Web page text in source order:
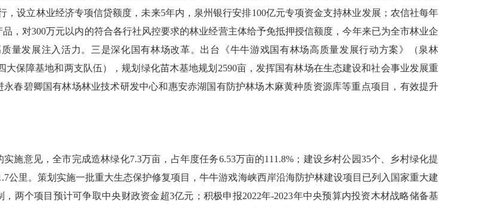
，设立林业经济专项信贷额度，未来5年内，泉州银行安排100亿元专项资金支持林业发展；农信社每年
品，对300万元以内的符合各行社风控要求的林业经营主体给予免抵押授信额度，今年来已为全市林业企
量发展注入活力。三是深化国有林场改革。出台《牛牛游戏国有林场高质量发展行动方案》（泉林
大保障基地和两支队伍），规划绿化苗木基地规划 2590亩，发挥国有林场在生态建设和社会事业发展重
春碧卿国有林场林业技术研发中心和惠安赤湖国有防护林场木麻黄种质资源库等重点项目，有效提升
施意见，全市完成造林绿化7.3万亩，占年度任务6.53万亩的111.8% ；建设乡村公园35个、乡村绿化提
公里。策划实施一批重大生态保护修复项目，牛牛游戏海峡西岸沿海防护林建设项目已列入国家重大建
两个项目预计可争取中央财政资金超3亿元；积极申报2022年-2023年中央预算内投资木材战略储备基